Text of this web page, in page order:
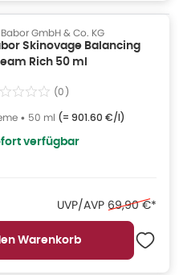
Babor GmbH & Co. KG
Skinovage Balancing
Rich 50 ml
(0)
• 50 ml (= 901.60 €/l)
verfügbar
UVP/AVP Ehemaliger
69,90 €*
Warenkorb